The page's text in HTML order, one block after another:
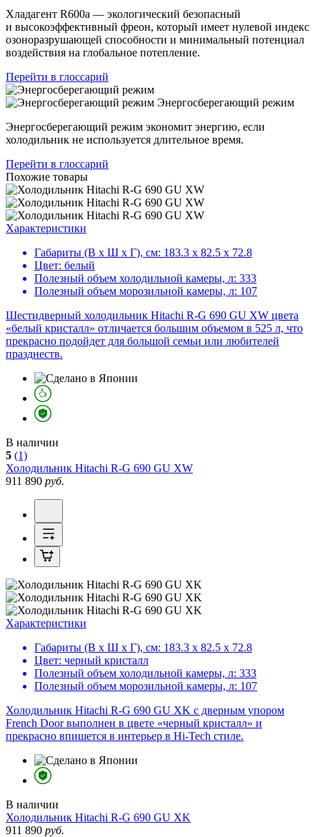
Хладагент R600a — экологический безопасный
и высокоэффективный фреон, который имеет нулевой индекс
озоноразрушающей способности и минимальный потенциал
воздействия на глобальное потепление.
Перейти в глоссарий
Энергосберегающий режим
Энергосберегающий режим экономит энергию, если
холодильник не используется длительное время.
Перейти в глоссарий
Похожие товары
Характеристики
Габариты (В х Ш х Г), см: 183.3 х 82.5 х 72.8
Цвет: белый
Полезный объем холодильной камеры, л: 333
Полезный объем морозильной камеры, л: 107
Шестидверный холодильник Hitachi R-G 690 GU XW цвета
«белый кристалл» отличается большим объемом в 525 л, что
прекрасно подойдет для большой семьи или любителей
празднеств.
В наличии
5 (1)
Холодильник Hitachi R-G 690 GU XW
911 890 руб.
Характеристики
Габариты (В х Ш х Г), см: 183.3 х 82.5 х 72.8
Цвет: черный кристалл
Полезный объем холодильной камеры, л: 333
Полезный объем морозильной камеры, л: 107
Холодильник Hitachi R-G 690 GU XK с дверным упором
French Door выполнен в цвете «черный кристалл» и
прекрасно впишется в интерьер в Hi-Tech стиле.
В наличии
Холодильник Hitachi R-G 690 GU XK
911 890 руб.